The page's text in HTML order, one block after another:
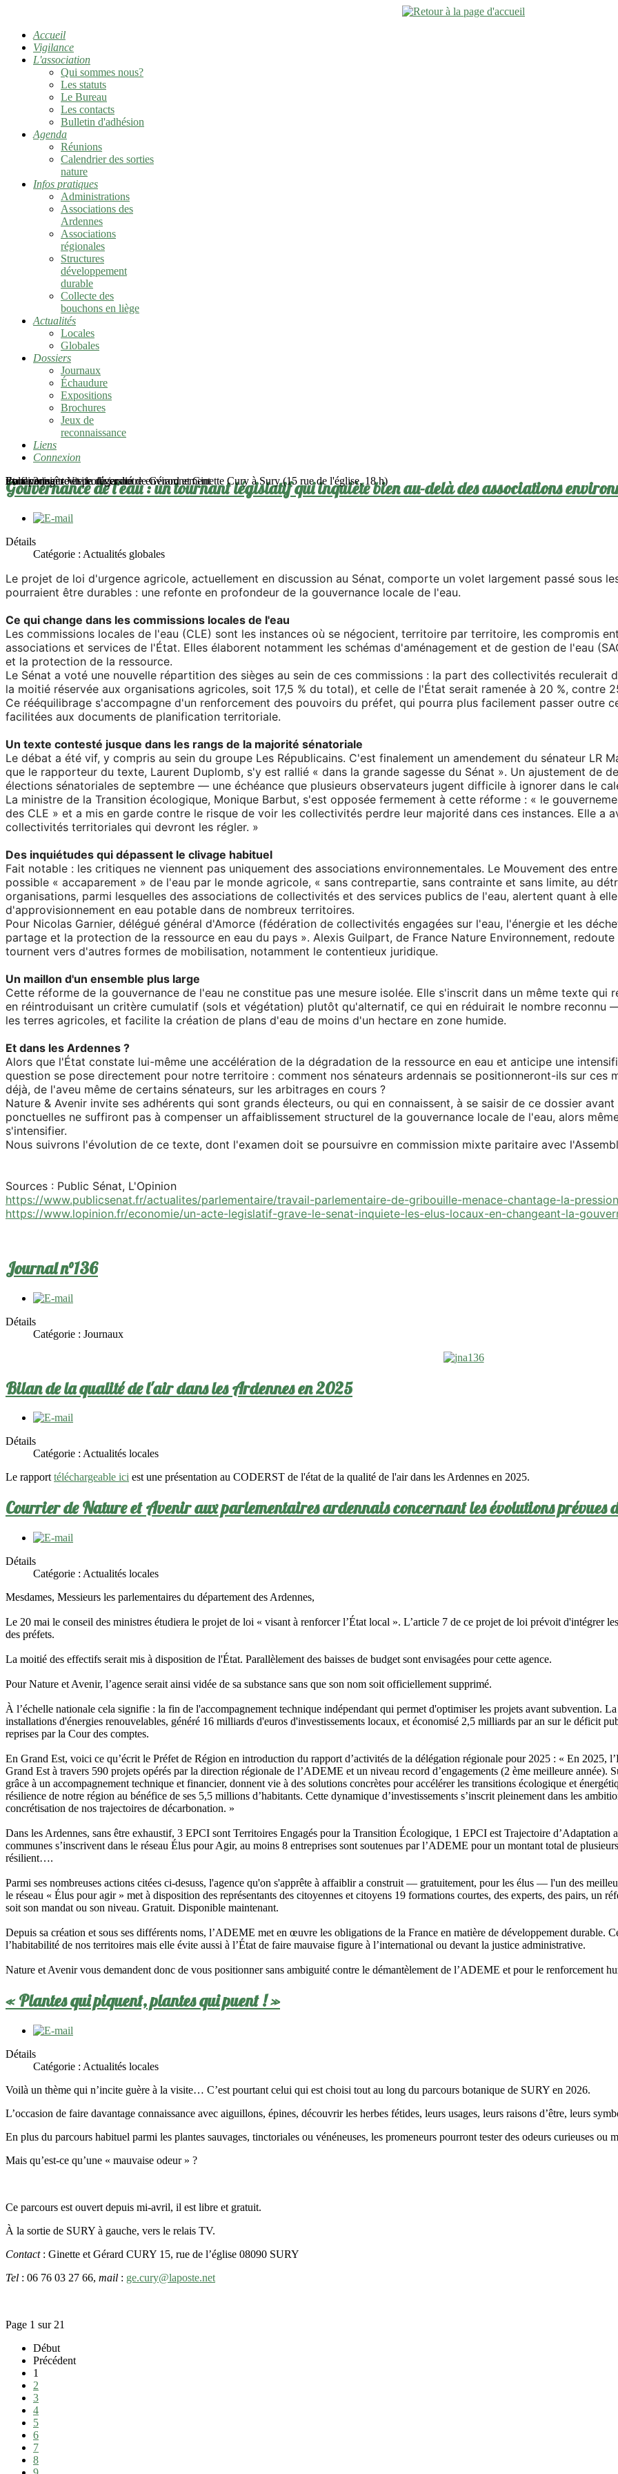
Accueil
Vigilance
L'association
Qui sommes nous?
Les statuts
Le Bureau
Les contacts
Bulletin d'adhésion
Agenda
Réunions
Calendrier des sorties
nature
Infos pratiques
Administrations
Associations des
Ardennes
Associations
régionales
Structures
développement
durable
Collecte des
bouchons en liège
Actualités
Locales
Globales
Dossiers
Journaux
Échaudure
Expositions
Brochures
Jeux de
reconnaissance
Liens
Connexion
mardi 2 juin - Visite du jardin de Gérard et Ginette Cury à Sury (15 rue de l'église, 18 h)
Pour connaître et protéger notre environnement
En favoriser toute la diversité
Et la partager
Gouvernance de l'eau : un tournant législatif qui inquiète bien au-delà des associations
Détails
Catégorie : Actualités globales
Le projet de loi d'urgence agricole, actuellement en discussion au Sénat, comporte un volet largement passé sous
pourraient être durables : une refonte en profondeur de la gouvernance locale de l'eau.
Ce qui change dans les commissions locales de l'eau
Les commissions locales de l'eau (CLE) sont les instances où se négocient, territoire par territoire, les compromis
associations et services de l'État. Elles élaborent notamment les schémas d'aménagement et de gestion de l'eau
et la protection de la ressource.
Le Sénat a voté une nouvelle répartition des sièges au sein de ces commissions : la part des collectivités reculerait
la moitié réservée aux organisations agricoles, soit 17,5 % du total), et celle de l'État serait ramenée à 20 %, contre
Ce rééquilibrage s'accompagne d'un renforcement des pouvoirs du préfet, qui pourra plus facilement passer outre
facilitées aux documents de planification territoriale.
Un texte contesté jusque dans les rangs de la majorité sénatoriale
Le débat a été vif, y compris au sein du groupe Les Républicains. C'est finalement un amendement du sénateur LR
que le rapporteur du texte, Laurent Duplomb, s'y est rallié « dans la grande sagesse du Sénat ». Un ajustement de
élections sénatoriales de septembre — une échéance que plusieurs observateurs jugent difficile à ignorer dans le
La ministre de la Transition écologique, Monique Barbut, s'est opposée fermement à cette réforme : « le
des CLE » et a mis en garde contre le risque de voir les collectivités perdre leur majorité dans ces instances. Elle a
collectivités territoriales qui devront les régler. »
Des inquiétudes qui dépassent le clivage habituel
Fait notable : les critiques ne viennent pas uniquement des associations environnementales. Le Mouvement des
possible « accaparement » de l'eau par le monde agricole, « sans contrepartie, sans contrainte et sans limite, au
organisations, parmi lesquelles des associations de collectivités et des services publics de l'eau, alertent quant à
d'approvisionnement en eau potable dans de nombreux territoires.
Pour Nicolas Garnier, délégué général d'Amorce (fédération de collectivités engagées sur l'eau, l'énergie et les
partage et la protection de la ressource en eau du pays ». Alexis Guilpart, de France Nature Environnement,
tournent vers d'autres formes de mobilisation, notamment le contentieux juridique.
Un maillon d'un ensemble plus large
Cette réforme de la gouvernance de l'eau ne constitue pas une mesure isolée. Elle s'inscrit dans un même texte
en réintroduisant un critère cumulatif (sols et végétation) plutôt qu'alternatif, ce qui en réduirait le nombre reconnu
les terres agricoles, et facilite la création de plans d'eau de moins d'un hectare en zone humide.
Et dans les Ardennes ?
Alors que l'État constate lui-même une accélération de la dégradation de la ressource en eau et anticipe une
question se pose directement pour notre territoire : comment nos sénateurs ardennais se positionneront-ils sur ces
déjà, de l'aveu même de certains sénateurs, sur les arbitrages en cours ?
Nature & Avenir invite ses adhérents qui sont grands électeurs, ou qui en connaissent, à se saisir de ce dossier
ponctuelles ne suffiront pas à compenser un affaiblissement structurel de la gouvernance locale de l'eau, alors
s'intensifier.
Nous suivrons l'évolution de ce texte, dont l'examen doit se poursuivre en commission mixte paritaire avec
Sources : Public Sénat, L'Opinion
https://www.publicsenat.fr/actualites/parlementaire/travail-parlementaire-de-gribouille-menace-chantage-la-
https://www.lopinion.fr/economie/un-acte-legislatif-grave-le-senat-inquiete-les-elus-locaux-en-changeant-la-
Journal n°136
Détails
Catégorie : Journaux
Bilan de la qualité de l'air dans les Ardennes en 2025
Détails
Catégorie : Actualités locales
Le rapporttéléchargeable ici est une présentation au CODERST de l'état de la qualité de l'air dans les Ardennes en 2025.
Courrier de Nature et Avenir aux parlementaires ardennais concernant les évolutions prévues
Détails
Catégorie : Actualités locales
Mesdames, Messieurs les parlementaires du département des Ardennes,
Le 20 mai le conseil des ministres étudiera le projet de loi « visant à renforcer l’État local ». L’article 7 de ce projet de loi prévoit d'intégrer
des préfets.
La moitié des effectifs serait mis à disposition de l'État. Parallèlement des baisses de budget sont envisagées pour cette agence.
Pour Nature et Avenir, l’agence serait ainsi vidée de sa substance sans que son nom soit officiellement supprimé.
À l’échelle nationale cela signifie : la fin de l'accompagnement technique indépendant qui permet d'optimiser les projets avant subvention.
installations d'énergies renouvelables, généré 16 milliards d'euros d'investissements locaux, et économisé 2,5 milliards par an sur le déficit
reprises par la Cour des comptes.
En Grand Est, voici ce qu’écrit le Préfet de Région en introduction du rapport d’activités de la délégation régionale pour 2025 : « En 2025,
Grand Est à travers 590 projets opérés par la direction régionale de l’ADEME et un niveau record d’engagements (2 ème meilleure année).
grâce à un accompagnement technique et financier, donnent vie à des solutions concrètes pour accélérer les transitions écologique et
résilience de notre région au bénéfice de ses 5,5 millions d’habitants. Cette dynamique d’investissements s’inscrit pleinement dans les
concrétisation de nos trajectoires de décarbonation. »
Dans les Ardennes, sans être exhaustif, 3 EPCI sont Territoires Engagés pour la Transition Écologique, 1 EPCI est Trajectoire
communes s’inscrivent dans le réseau Élus pour Agir, au moins 8 entreprises sont soutenues par l’ADEME pour un montant total de
résilient….
Parmi ses nombreuses actions citées ci-desuss, l'agence qu'on s'apprête à affaiblir a construit — gratuitement, pour les élus — l'un des
le réseau « Élus pour agir » met à disposition des représentants des citoyennes et citoyens 19 formations courtes, des experts, des pairs, un
soit son mandat ou son niveau. Gratuit. Disponible maintenant.
Depuis sa création et sous ses différents noms, l’ADEME met en œuvre les obligations de la France en matière de développement durable.
l’habitabilité de nos territoires mais elle évite aussi à l’État de faire mauvaise figure à l’international ou devant la justice administrative.
Nature et Avenir vous demandent donc de vous positionner sans ambiguité contre le démantèlement de l’ADEME et pour le renforcement
« Plantes qui piquent, plantes qui puent ! »
Détails
Catégorie : Actualités locales
Voilà un thème qui n’incite guère à la visite… C’est pourtant celui qui est choisi tout au long du parcours botanique de SURY en 2026.
L’occasion de faire davantage connaissance avec aiguillons, épines, découvrir les herbes fétides, leurs usages, leurs raisons d’être, leurs
En plus du parcours habituel parmi les plantes sauvages, tinctoriales ou vénéneuses, les promeneurs pourront tester des odeurs curieuses ou
Mais qu’est-ce qu’une « mauvaise odeur » ?
Ce parcours est ouvert depuis mi-avril, il est libre et gratuit.
À la sortie de SURY à gauche, vers le relais TV.
Contact: Ginette et Gérard CURY 15, rue de l’église 08090 SURY
Tel : 06 76 03 27 66, mail : ge.cury@laposte.net
Page 1 sur 21
Début
Précédent
1
2
3
4
5
6
7
8